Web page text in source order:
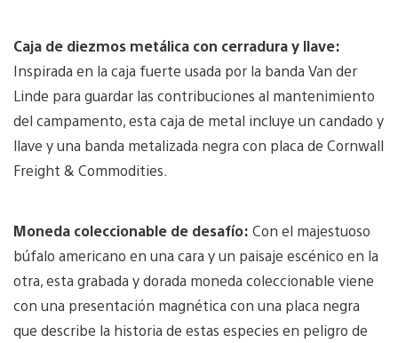
Caja de diezmos metálica con cerradura y llave:
Inspirada en la caja fuerte usada por la banda Van der
Linde para guardar las contribuciones al mantenimiento
del campamento, esta caja de metal incluye un candado y
llave y una banda metalizada negra con placa de Cornwall
Freight & Commodities.
Moneda coleccionable de desafío: Con el majestuoso
búfalo americano en una cara y un paisaje escénico en la
otra, esta grabada y dorada moneda coleccionable viene
con una presentación magnética con una placa negra
que describe la historia de estas especies en peligro de